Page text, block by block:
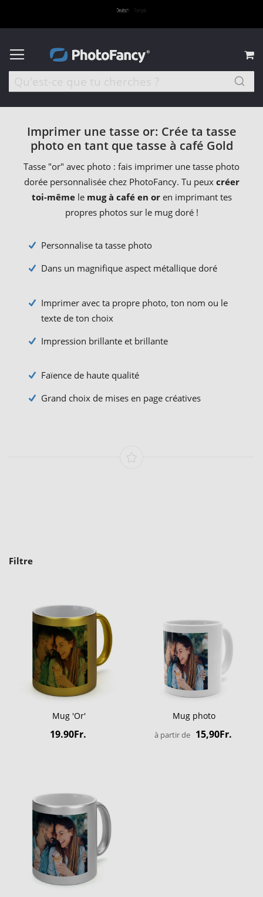
Imprimer une tasse or: Crée ta tasse
photo en tant que tasse à café Gold
Tasse "or" avec photo : fais imprimer une tasse photo
dorée personnalisée chez PhotoFancy. Tu peux créer
toi-mêmele mug à café en oren imprimant tes
propres photos sur le mug doré !
Personnalise ta tasse photo
Dans un magnifique aspect métallique doré
Imprimer avec ta propre photo, ton nom ou le
texte de ton choix
Impression brillante et brillante
Faïence de haute qualité
Grand choix de mises en page créatives
Filtre
Mug 'Or'
19.90Fr.
Mug photo
à partir de 15,90Fr.